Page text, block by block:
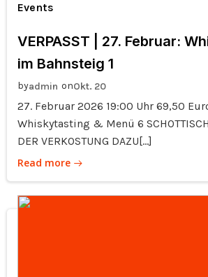
Events
VERPASST | 27. Februar:
im Bahnsteig 1
byadmin onOkt. 20
27. Februar 2026 19:00 Uhr 69,50
Whiskytasting & Menü 6
DER VERKOSTUNG DAZU[…]
Read more